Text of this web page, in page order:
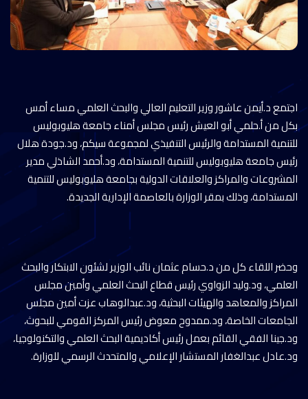
اجتمع د.أيمن عاشور وزير التعليم العالي والبحث العلمي مساء أمس
بكل من أ.حلمي أبو العيش رئيس مجلس أمناء جامعة هليوبوليس
للتنمية المستدامة والرئيس التنفيذي لمجموعة سيكم، ود.جودة هلال
رئيس جامعة هليوبوليس للتنمية المستدامة، ود.أحمد الشاذلي مدير
المشروعات والمراكز والعلاقات الدولية بجامعة هليوبوليس للتنمية
المستدامة، وذلك بمقر الوزارة بالعاصمة الإدارية الجديدة.
وحضر اللقاء كل من د.حسام عثمان نائب الوزير لشئون الابتكار والبحث
العلمي، ود.وليد الزواوي رئيس قطاع البحث العلمي وأمين مجلس
المراكز والمعاهد والهيئات البحثية، ود.عبدالوهاب عزت أمين مجلس
الجامعات الخاصة، ود.ممدوح معوض رئيس المركز القومي للبحوث،
ود.جينا الفقي القائم بعمل رئيس أكاديمية البحث العلمي والتكنولوجيا،
ود.عادل عبدالغفار المستشار الإعلامي والمتحدث الرسمي للوزارة.